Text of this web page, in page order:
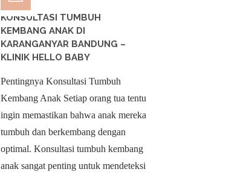
KONSULTASI TUMBUH
KEMBANG ANAK DI
KARANGANYAR BANDUNG –
KLINIK HELLO BABY
Pentingnya Konsultasi Tumbuh
Kembang Anak Setiap orang tua tentu
ingin memastikan bahwa anak mereka
tumbuh dan berkembang dengan
optimal. Konsultasi tumbuh kembang
anak sangat penting untuk mendeteksi